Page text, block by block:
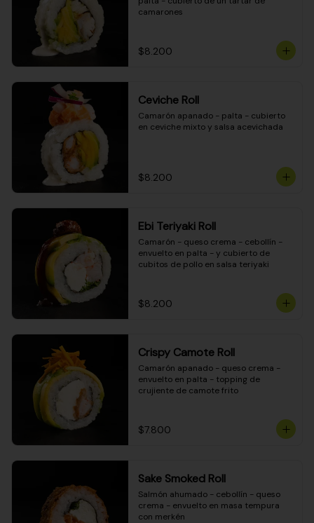
camarones
$8.200
Ceviche Roll
Camarón apanado - palta - cubierto
en ceviche mixto y salsa acevichada
$8.200
Ebi Teriyaki Roll
Camarón - queso crema - cebollín -
envuelto en palta - y cubierto de
cubitos de pollo en salsa teriyaki
$8.200
Crispy Camote Roll
Camarón apanado - queso crema -
envuelto en palta - topping de
crujiente de camote frito
$7.800
Sake Smoked Roll
Salmón ahumado - cebollín - queso
crema - envuelto en masa tempura
con merkén